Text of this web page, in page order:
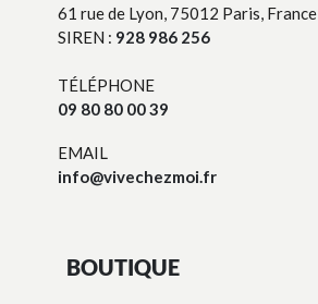
61 rue de Lyon, 75012 Paris, France
SIREN : 928 986 256
TÉLÉPHONE
09 80 80 00 39
EMAIL
info@vivechezmoi.fr
BOUTIQUE